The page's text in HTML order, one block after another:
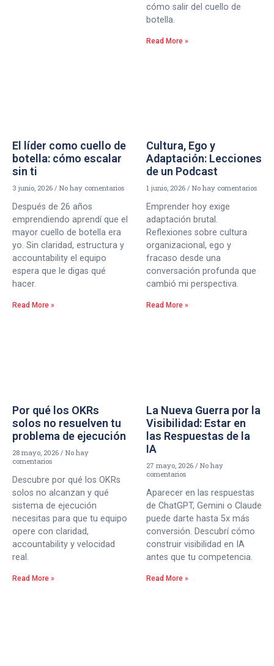
cómo salir del cuello de
botella.
Read More »
El líder como cuello de
botella: cómo escalar
sin ti
3 junio, 2026 No hay comentarios
Después de 26 años
emprendiendo aprendí que el
mayor cuello de botella era
yo. Sin claridad, estructura y
accountability el equipo
espera que le digas qué
hacer.
Read More »
Cultura, Ego y
Adaptación: Lecciones
de un Podcast
1 junio, 2026 No hay comentarios
Emprender hoy exige
adaptación brutal.
Reflexiones sobre cultura
organizacional, ego y
fracaso desde una
conversación profunda que
cambió mi perspectiva.
Read More »
Por qué los OKRs
solos no resuelven tu
problema de ejecución
28 mayo, 2026
No hay
comentarios
Descubre por qué los OKRs
solos no alcanzan y qué
sistema de ejecución
necesitas para que tu equipo
opere con claridad,
accountability y velocidad
real.
Read More »
La Nueva Guerra por la
Visibilidad: Estar en
las Respuestas de la
IA
27 mayo, 2026
No hay
comentarios
Aparecer en las respuestas
de ChatGPT, Gemini o Claude
puede darte hasta 5x más
conversión. Descubrí cómo
construir visibilidad en IA
antes que tu competencia.
Read More »